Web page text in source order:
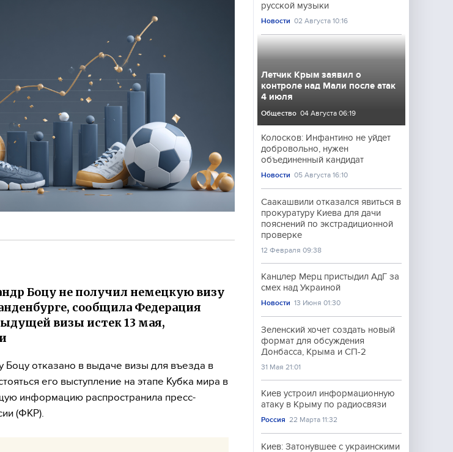
Боцу не получил немецкую визу
сообщила Федерация
визы истек 13 мая,
Боцу отказано в выдаче визы для въезда в
его выступление на этапе Кубка мира в
информацию распространила пресс-
(ФКР).
русской музыки
Новости 02 Августа 10:16
Летчик Крым заявил о
контроле над Мали после атак
4 июля
Общество 04 Августа 06:19
Колосков: Инфантино не уйдет
добровольно, нужен
объединенный кандидат
Новости 05 Августа 16:10
Саакашвили отказался явиться в
прокуратуру Киева для дачи
пояснений по экстрадиционной
проверке
12 Февраля 09:38
Канцлер Мерц пристыдил АдГ за
смех над Украиной
Новости 13 Июня 01:30
Зеленский хочет создать новый
формат для обсуждения
Донбасса, Крыма и СП-2
31 Мая 21:01
Киев устроил информационную
атаку в Крыму по радиосвязи
Россия 22 Марта 11:32
Киев: Затонувшее с украинскими